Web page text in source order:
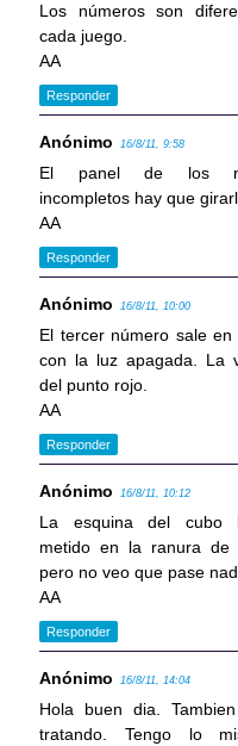
Los números son
cada juego.
AA
Responder
Anónimo 16/8/11, 9:58
El panel de los
incompletos hay que
AA
Responder
Anónimo 16/8/11, 10:00
El tercer número sale en
con la luz apagada. La
del punto rojo.
AA
Responder
Anónimo 16/8/11, 10:12
La esquina del cubo
metido en la ranura de
pero no veo que pase
AA
Responder
Anónimo 16/8/11, 14:04
Hola buen dia.
tratando. Tengo lo